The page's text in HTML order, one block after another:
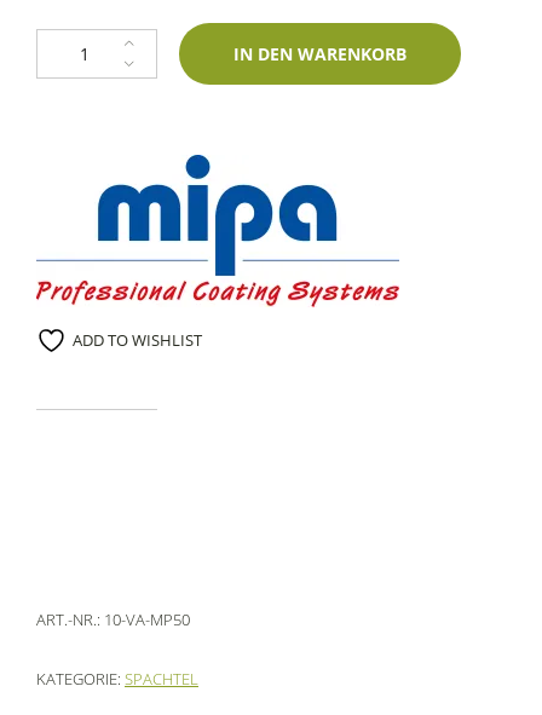
Mipa P 50 styrolreduziert - PE-Faserspachtel (875g oder 200g) inkl.
IN DEN WARENKORB
ADD TO WISHLIST
ART.-NR.: 10-VA-MP50
KATEGORIE: SPACHTEL